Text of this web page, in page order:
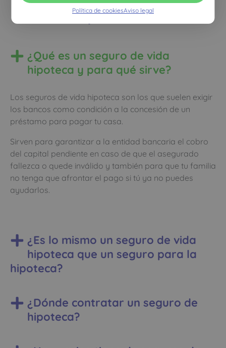
Política de cookiesAviso legal
hipoteca
¿Qué es un seguro de vida
hipoteca y para qué sirve?
Los seguros de vida hipoteca son los que suelen exigir
los bancos como condición a la concesión de un
préstamo para pagar tu casa.
Sirven para garantizar a la entidad bancaria el cobro
del capital pendiente en caso de que el asegurado
fallezca o quede inválido y también para que tu familia
no tenga que afrontar el pago si tú ya no puedes
ayudarlos.
¿Es lo mismo un seguro de vida
hipoteca que un seguro para la
hipoteca?
¿Dónde contratar un seguro de
hipoteca?